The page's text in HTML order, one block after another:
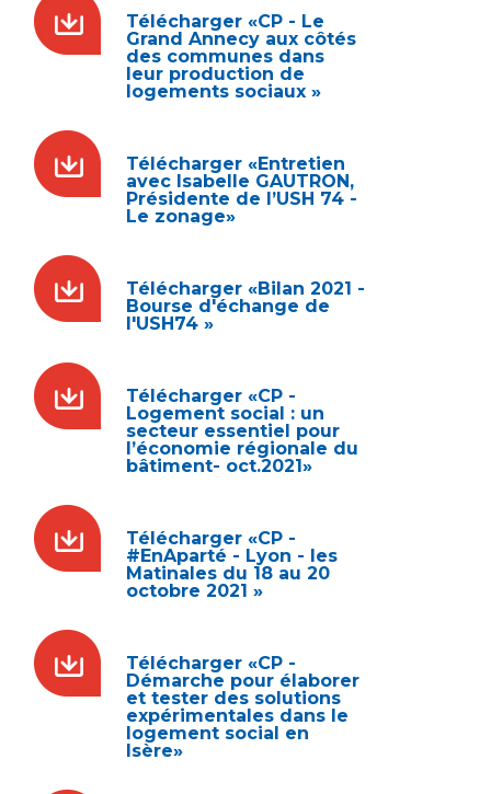
Télécharger «CP - Le
Grand Annecy aux côtés
des communes dans
leur production de
logements sociaux »
Télécharger «Entretien
avec Isabelle GAUTRON,
Présidente de l’USH 74 -
Le zonage»
Télécharger «Bilan 2021 -
Bourse d'échange de
l'USH74 »
Télécharger «CP -
Logement social : un
secteur essentiel pour
l’économie régionale du
bâtiment- oct.2021»
Télécharger «CP -
#EnAparté - Lyon - les
Matinales du 18 au 20
octobre 2021 »
Télécharger «CP -
Démarche pour élaborer
et tester des solutions
expérimentales dans le
logement social en
Isère»